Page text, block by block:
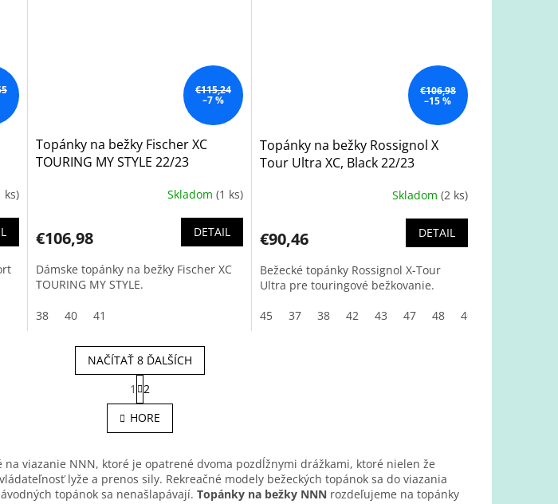
ks)
€115,24
–7 %
Topánky na bežky Fischer XC
TOURING MY STYLE 22/23
Skladom (1 ks)
€106,98 DETAIL
Dámske topánky na bežky Fischer XC
TOURING MY STYLE.
38 40 41
€106,98
–15 %
Topánky na bežky Rossignol X
Tour Ultra XC, Black 22/23
Skladom (2 ks)
€90,46 DETAIL
Bežecké topánky Rossignol X-Tour
Ultra pre touringové bežkovanie.
45
37 38 42 43 47 48 46
O
v
l
a
c
NAČÍTAŤ 8 ĎALŠÍCH
S
t
r
á
n
o
v
a
1
2
HORE
na viazanie NNN, ktoré je opatrené dvoma pozdĺžnymi drážkami, ktoré nielen že
lyže a prenos sily. Rekreačné modely bežeckých topánok sa do viazania
topánok sa nenašlapávají. Topánky na bežky NNN rozdeľujeme na topánky